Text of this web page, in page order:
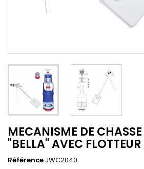
MECANISME DE
"BELLA" AVEC
Référence JWC2040